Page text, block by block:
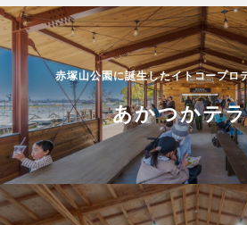
赤塚山公園に誕生したイトコープロ
あかつかテ